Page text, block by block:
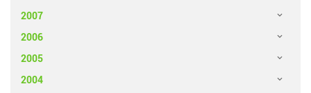
2007
2006
2005
2004